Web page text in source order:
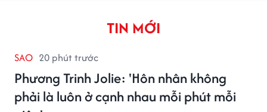
TIN MỚI
SAO 20 phút trước
Phương Trinh Jolie: 'Hôn nhân không
phải là luôn ở cạnh nhau mỗi phút mỗi